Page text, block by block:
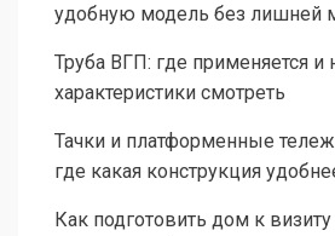
удобную модель без лишней
Труба ВГП: где применяется и
характеристики смотреть
Тачки и платформенные
где какая конструкция
Как подготовить дом к визиту